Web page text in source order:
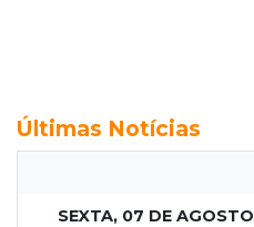
Últimas Notícias
SEXTA, 07 DE AGOSTO